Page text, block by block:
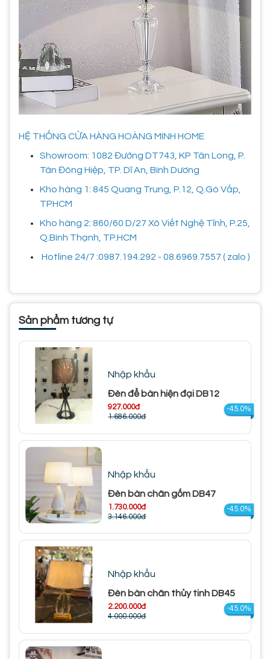
HỆ THỐNG CỬA HÀNG HOÀNG MINH HOME
Showroom: 1082 Đường DT743, KP Tân Long, P.
Tân Đông Hiệp, TP. Dĩ An, Bình Dương
Kho hàng 1: 845 Quang Trung, P.12, Q.Gò Vấp,
TPHCM
Kho hàng 2: 860/60 D/27 Xô Viết Nghệ Tĩnh, P.25,
Q.Bình Thạnh, TP.HCM
Hotline 24/7 :0987.194.292 - 08.6969.7557 ( zalo )
Sản phẩm tương tự
Nhập khẩu
Đèn để bàn hiện đại DB12
927.000đ
1.686.000đ
-45.0%
Nhập khẩu
Đèn bàn chân gốm DB47
1.730.000đ
3.146.000đ
-45.0%
Nhập khẩu
Đèn bàn chân thủy tinh DB45
2.200.000đ
4.000.000đ
-45.0%